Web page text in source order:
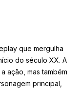
que mergulha
do século XX. A
ação, mas também
principal,